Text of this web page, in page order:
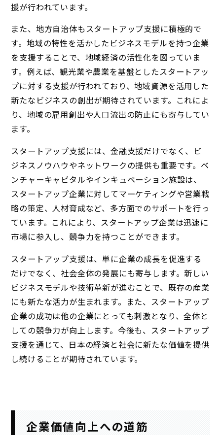
援が行われています。
また、地方自治体もスタートアップ支援に積極的で
す。地域の特性を活かしたビジネスモデルを持つ企業
を支援することで、地域経済の活性化を図っていま
す。例えば、観光業や農業を基盤としたスタートアッ
プに対する支援が行われており、地域資源を活用した
新たなビジネスの創出が期待されています。これによ
り、地域の雇用創出や人口流出の防止にも寄与してい
ます。
スタートアップ支援には、金融支援だけでなく、ビ
ジネスノウハウやネットワークの提供も重要です。ベ
ンチャーキャピタルやインキュベーション施設は、
スタートアップ企業に対してマーケティングや営業戦
略の策定、人材育成など、多方面でのサポートを行っ
ています。これにより、スタートアップ企業は迅速に
市場に参入し、競争力を持つことができます。
スタートアップ支援は、単に企業の成長を促進する
だけでなく、社会全体の発展にも寄与します。新しい
ビジネスモデルや技術革新が進むことで、既存の産業
にも新たな活力が生まれます。また、スタートアップ
企業の成功は他の企業にとっても刺激となり、全体と
しての競争力が向上します。今後も、スタートアップ
支援を通じて、日本の経済と社会に新たな価値を提供
し続けることが期待されています。
企業価値向上への道筋